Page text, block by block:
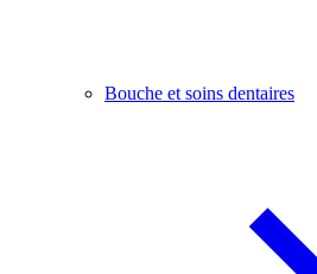
Bouche et soins dentaires